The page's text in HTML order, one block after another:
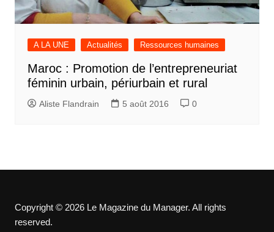
A LA UNE Actualités Ressources humaines
Maroc : Promotion de l’entrepreneuriat
féminin urbain, périurbain et rural
Aliste Flandrain 5 août 2016 0
Copyright © 2026 Le Magazine du Manager. All rights
reserved.